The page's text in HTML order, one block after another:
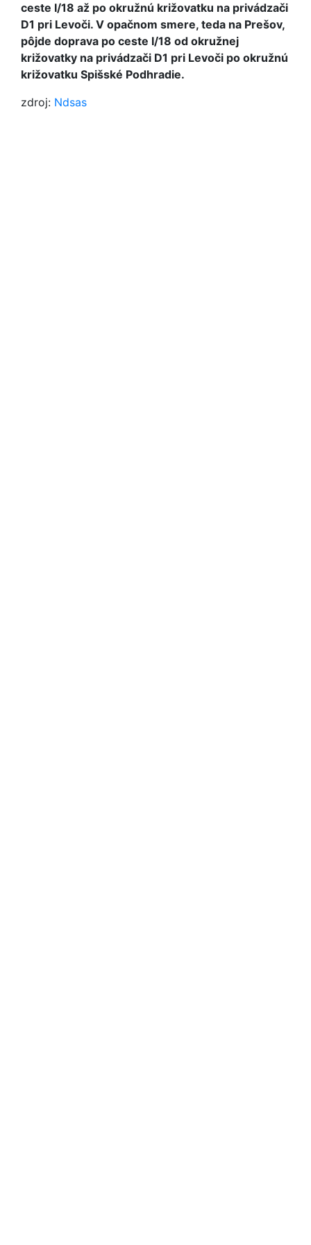
ceste I/18 až po okružnú križovatku na privádzači
D1 pri Levoči. V opačnom smere, teda na Prešov,
pôjde doprava po ceste I/18 od okružnej
križovatky na privádzači D1 pri Levoči po okružnú
križovatku Spišské Podhradie.
zdroj: Ndsas